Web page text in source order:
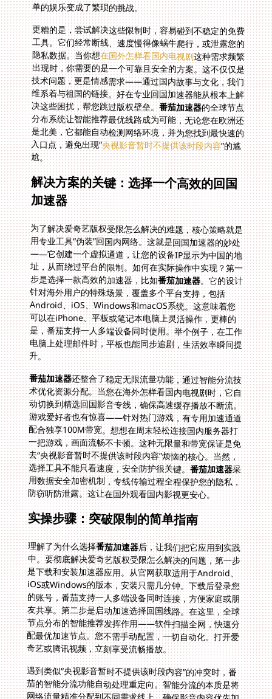
单的娱乐变成了繁琐的挑战。
更糟的是，尝试解决这些限制时，容易碰到不稳定的免费
工具。它们经常断线、速度慢得像蜗牛爬行，或泄露您的
隐私数据。当你想在国外怎样看国内电视剧这种需求频繁
出现时，你需要的是一个可靠且安全的方案。这不仅仅是
技术问题，更是情感需求——通过国内故事与文化，我们
维系着与祖国的链接。好在专业回国加速器能从根本上解
决这些困扰，帮您跳过版权壁垒。番茄加速器的全球节点
分布系统让智能推荐最优线路成为可能，无论您在欧洲还
是北美，它都能自动检测网络环境，并为您找到最快速的
入口点，避免出现“央视影音暂时不提供该时段内容”的尴
尬。
解决方案的关键：选择一个高效的回国
加速器
为了解决爱奇艺版权受限怎么解决的难题，核心策略就是
用专业工具“伪装”回国内网络。这就是回国加速器的妙处
——它创建一个虚拟通道，让您的设备IP显示为中国的地
址，从而绕过平台的限制。如何在实际操作中实现？第一
步是选择一款高效的加速器，比如番茄加速器。它的设计
针对海外用户的特殊场景，覆盖多个平台支持，包括
Android、iOS、Windows和macOS系统。这意味着您
可以在iPhone、平板或笔记本电脑上灵活操作，更棒的
是，番茄支持一人多端设备同时使用。举个例子，在工作
电脑上处理邮件时，平板也能同步追剧，生活效率瞬间提
升。
番茄加速器还整合了稳定无限流量功能，通过智能分流技
术优化资源分配。当您在海外怎样看国内电视剧时，它自
动切换到精选回国影音专线，确保高速缓存播放不断流。
游戏爱好者也有惊喜——针对热门游戏，有专用加速通道
配合独享100M带宽。想想在周末轻松连接国内服务器打
一把游戏，画面流畅不卡顿。这种无限量和带宽保证是免
去“央视影音暂时不提供该时段内容”烦恼的核心。当然，
选择工具不能只看速度，安全防护很关键。番茄加速器采
用数据安全加密机制，专线传输过程全程保护您的隐私，
防窃听防泄露。这让在国外观看国内影视更安心。
实操步骤：突破限制的简单指南
理解了为什么选择番茄加速器后，让我们把它应用到实践
中。要彻底解决爱奇艺版权受限怎么解决的问题，第一步
是下载和安装加速器应用。从官网获取适用于Android、
iOS或Windows的版本，安装只需几分钟。下载后登录您
的账号，番茄支持一人多端设备同时连接，方便家庭或朋
友共享。第二步是启动加速选择回国线路。在这里，全球
节点分布的智能推荐发挥作用——软件扫描全网，快速分
配最优加速节点。您不需手动配置，一切自动化。打开爱
奇艺或腾讯视频，立刻享受流畅播放。
遇到类似“央视影音暂时不提供该时段内容”的冲突时，番
茄的智能分流功能自动处理重定向。智能分流的本质是将
网络流量精准分配到不同需求线上，确保影音内容优先加
载。加上稳定的无限流量和独享100M带宽支撑，就算在
高峰期也能高清观看。别忘了售后服务也很贴心——番茄
有专业的技术团队提供售后实时保障。半夜有问题？客服
24小时在线帮您快速修复。整个过程无缝衔接，解决了在
国外怎样看国内电视剧的常见困扰。现在，您可以随意切